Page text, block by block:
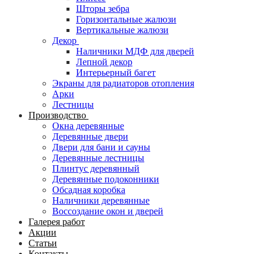
Шторы зебра
Горизонтальные жалюзи
Вертикальные жалюзи
Декор
Наличники МДФ для дверей
Лепной декор
Интерьерный багет
Экраны для радиаторов отопления
Арки
Лестницы
Производство
Окна деревянные
Деревянные двери
Двери для бани и сауны
Деревянные лестницы
Плинтус деревянный
Деревянные подоконники
Обсадная коробка
Наличники деревянные
Воссоздание окон и дверей
Галерея работ
Акции
Статьи